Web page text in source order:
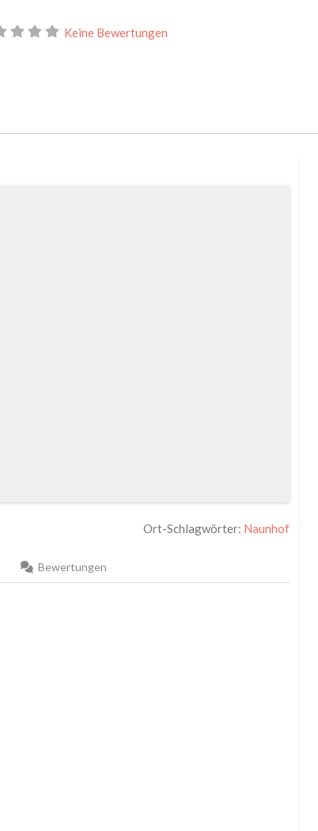
Keine Bewertungen
Ort-Schlagwörter: Naunhof
Bewertungen